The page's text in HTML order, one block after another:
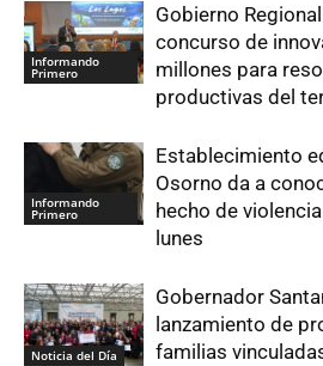
Informando
Primero
Gobierno
concurso de
millones para
productivas del
Informando
Primero
Establecimiento
Osorno da a
hecho de
lunes
Noticia del Día
Gobernador
lanzamiento de
familias